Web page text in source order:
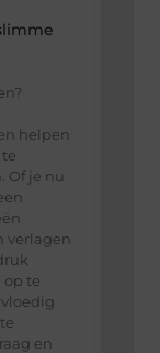
helpen
Of je nu
verlagen
op te
en